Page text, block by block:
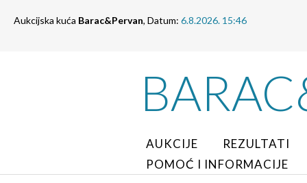
Aukcijska kuća Barac&Pervan, Datum: 6.8.2026. 15:46
AUKCIJE
REZULTATI
POMOĆ I INFORMACIJE